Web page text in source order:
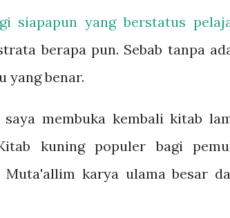
siapapun yang berstatus
berapa pun. Sebab tanpa
yang benar.
membuka kembali kitab
kuning populer bagi
Muta'allim karya ulama besar